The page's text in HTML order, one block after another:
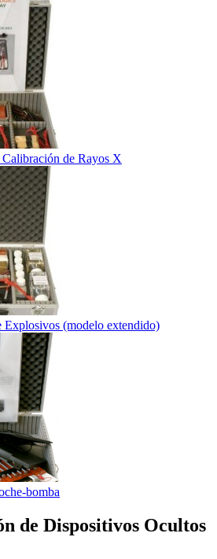
de Rayos X
(modelo extendido)
bomba
de Dispositivos Ocultos